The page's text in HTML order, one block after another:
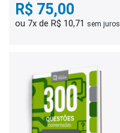
R$ 75,00
ou 7x de R$ 10,71 sem juros